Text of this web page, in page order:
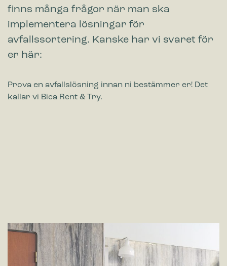
finns många frågor när man ska
implementera lösningar för
avfallssortering. Kanske har vi svaret för
er här:
Prova en avfallslösning innan ni bestämmer er! Det
kallar vi Bica Rent & Try.